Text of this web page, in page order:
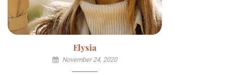
Elysia
November 24, 2020